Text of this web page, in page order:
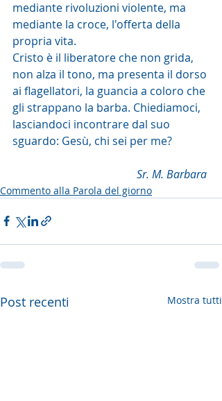
mediante rivoluzioni violente, ma
mediante la croce, l'offerta della
propria vita.
Cristo è il liberatore che non grida,
non alza il tono, ma presenta il dorso
ai flagellatori, la guancia a coloro che
gli strappano la barba. Chiediamoci,
lasciandoci incontrare dal suo
sguardo: Gesù, chi sei per me?
Sr. M. Barbara
Commento alla Parola del giorno
Post recenti Mostra tutti